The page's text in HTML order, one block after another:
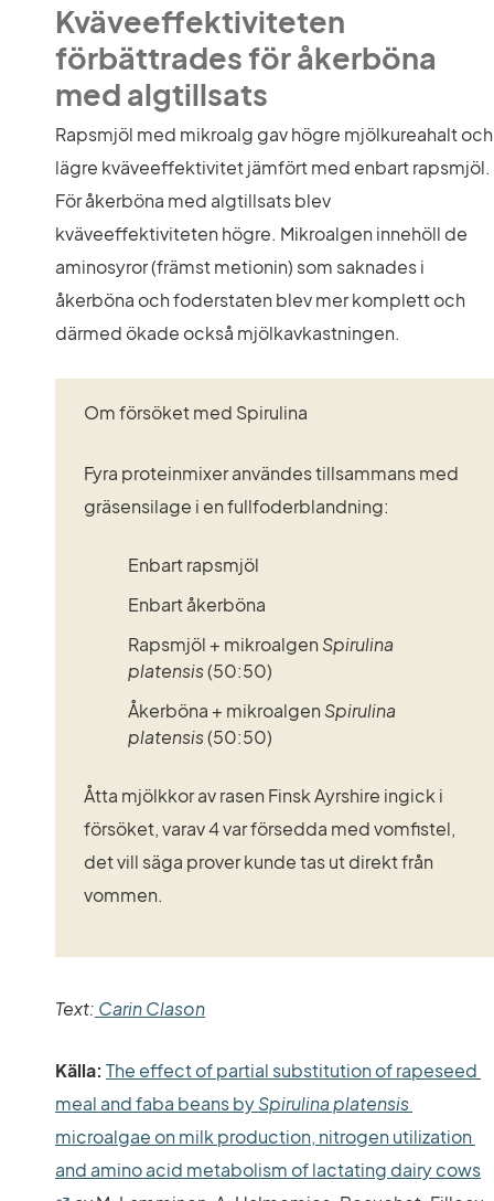
Kväveeffektiviteten
förbättrades för åkerböna
med algtillsats
Rapsmjöl med mikroalg gav högre mjölkureahalt och
lägre kväveeffektivitet jämfört med enbart rapsmjöl.
För åkerböna med algtillsats blev
kväveeffektiviteten högre. Mikroalgen innehöll de
aminosyror (främst metionin) som saknades i
åkerböna och foderstaten blev mer komplett och
därmed ökade också mjölkavkastningen.
Om försöket med Spirulina
Fyra proteinmixer användes tillsammans med
gräsensilage i en fullfoderblandning:
Enbart rapsmjöl
Enbart åkerböna
Rapsmjöl + mikroalgen Spirulina
platensis (50:50)
Åkerböna + mikroalgen Spirulina
platensis (50:50)
Åtta mjölkkor av rasen Finsk Ayrshire ingick i
försöket, varav 4 var försedda med vomfistel,
det vill säga prover kunde tas ut direkt från
vommen.
Text: Carin Clason
Källa: The effect of partial substitution of rapeseed
meal and faba beans by Spirulina platensis
microalgae on milk production, nitrogen utilization
and amino acid metabolism of lactating dairy cows